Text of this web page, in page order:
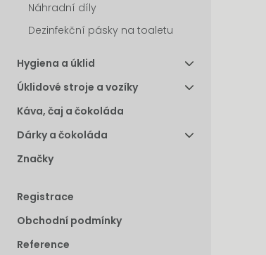
Náhradní díly
Dezinfekční pásky na toaletu
Hygiena a úklid
Úklidové stroje a vozíky
Káva, čaj a čokoláda
Dárky a čokoláda
Značky
Registrace
Obchodní podmínky
Reference